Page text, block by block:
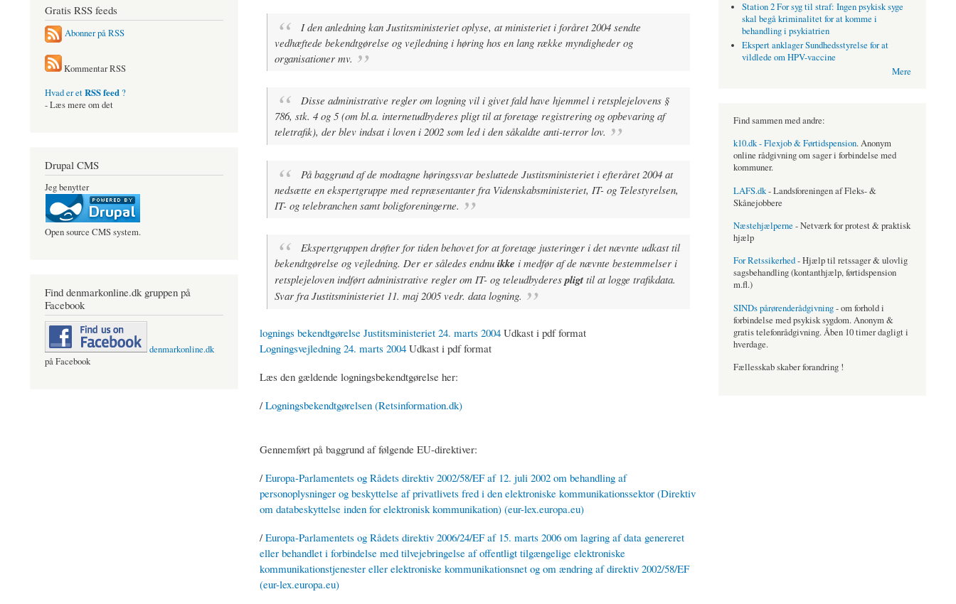
I den anledning kan Justitsministeriet oplyse, at ministeriet i foråret 2004 sendte
vedhæftede bekendtgørelse og vejledning i høring hos en lang række myndigheder og
organisationer mv.
Disse administrative regler om logning vil i givet fald have hjemmel i retsplejelovens §
786, stk. 4 og 5 (om bl.a. internetudbyderes pligt til at foretage registrering og opbevaring af
teletrafik), der blev indsat i loven i 2002 som led i den såkaldte anti-terror lov.
På baggrund af de modtagne høringssvar besluttede Justitsministeriet i efteråret 2004 at
nedsætte en ekspertgruppe med repræsentanter fra Videnskabsministeriet, IT- og Telestyrelsen,
IT- og telebranchen samt boligforeningerne.
Ekspertgruppen drøfter for tiden behovet for at foretage justeringer i det nævnte udkast til
bekendtgørelse og vejledning. Der er således endnu ikke i medfør af de nævnte bestemmelser i
retsplejeloven indført administrative regler om IT- og teleudbyderespligttil at logge trafikdata.
Svar fra Justitsministeriet 11. maj 2005 vedr. data logning.
lognings bekendtgørelse Justitsministeriet 24. marts 2004Udkast i pdf format
Logningsvejledning 24. marts 2004Udkast i pdf format
Læs den gældende logningsbekendtgørelse her:
/Logningsbekendtgørelsen (Retsinformation.dk)
Gennemført på baggrund af følgende EU-direktiver:
/Europa-Parlamentets og Rådets direktiv 2002/58/EF af 12. juli 2002 om behandling af
personoplysninger og beskyttelse af privatlivets fred i den elektroniske kommunikationssektor (Direktiv
om databeskyttelse inden for elektronisk kommunikation) (eur-lex.europa.eu)
/Europa-Parlamentets og Rådets direktiv 2006/24/EF af 15. marts 2006 om lagring af data genereret
eller behandlet i forbindelse med tilvejebringelse af offentligt tilgængelige elektroniske
kommunikationstjenester eller elektroniske kommunikationsnet og om ændring af direktiv 2002/58/EF
(eur-lex.europa.eu)
Gratis RSS feeds
Abonner på RSS
Kommentar RSS
Hvad er etRSS feed ?
- Læs mere om det
Drupal CMS
Jeg benytter
Open source CMS system.
Find denmarkonline.dk gruppen på
Facebook
denmarkonline.dk
på Facebook
Station 2 For syg til straf: Ingen psykisk syge
skal begå kriminalitet for at komme i
behandling i psykiatrien
Ekspert anklager Sundhedsstyrelse for at
vildlede om HPV-vaccine
Mere
Find sammen med andre:
k10.dk - Flexjob & Førtidspension. Anonym
online rådgivning om sager i forbindelse med
kommuner.
LAFS.dk- Landsforeningen af Fleks- &
Skånejobbere
Næstehjælperne - Netværk for protest & praktisk
hjælp
For Retssikerhed- Hjælp til retssager & ulovlig
sagsbehandling (kontanthjælp, førtidspension
m.fl.)
SINDs pårørenderådgivning- om forhold i
forbindelse med psykisk sygdom. Anonym &
gratis telefonrådgivning. Åben 10 timer dagligt i
hverdage.
Fællesskab skaber forandring !